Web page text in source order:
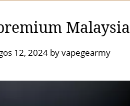
Malaysia
12, 2024byvapegearmy